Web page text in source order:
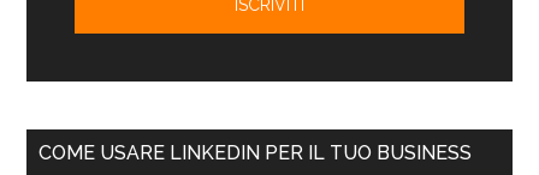
COME USARE LINKEDIN PER IL TUO BUSINESS